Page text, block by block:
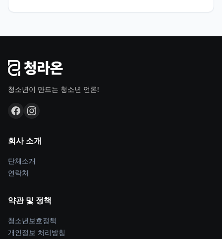
청소년이 만드는 청소년 언론!
회사 소개
단체소개
연락처
약관 및 정책
청소년보호정책
개인정보 처리방침